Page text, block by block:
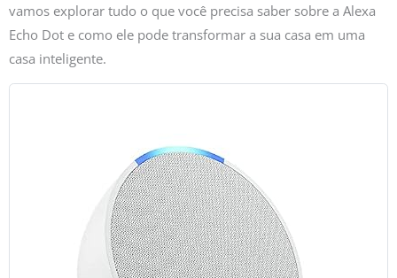
vamos explorar tudo o que você precisa saber sobre a Alexa
Echo Dot e como ele pode transformar a sua casa em uma
casa inteligente.